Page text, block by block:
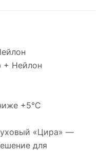
+ Нейлон
+5°С
«Цира» —
для